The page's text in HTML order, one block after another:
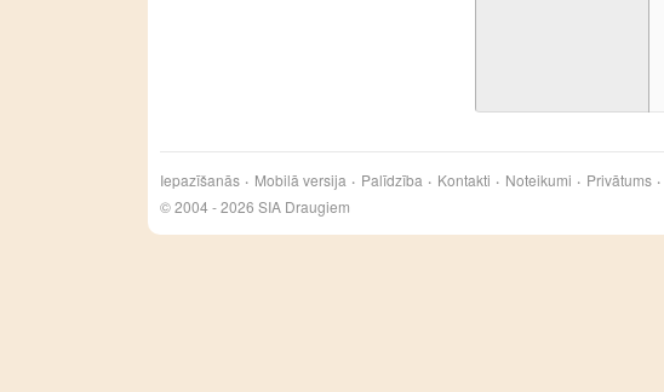
Iepazīšanās Mobilā versija Palīdzība Kontakti Noteikumi Privātums
© 2004 - 2026 SIA Draugiem